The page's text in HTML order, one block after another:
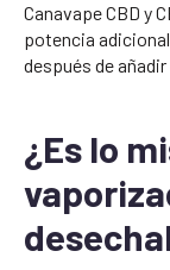
Canavape CBD y
potencia
después de
¿Es lo